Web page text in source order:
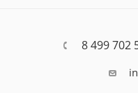
8 499 702